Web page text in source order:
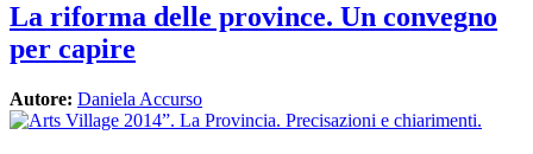
La riforma delle province. Un convegno
per capire
Autore: Daniela Accurso